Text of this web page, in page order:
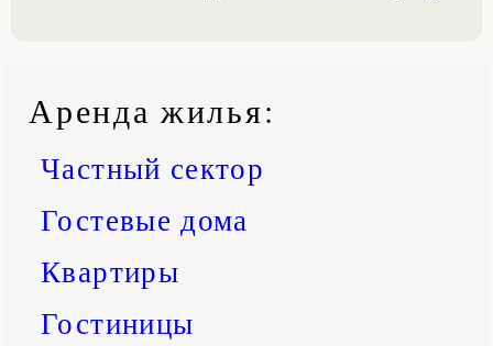
Аренда жилья:
Частный сектор
Гостевые дома
Квартиры
Гостиницы